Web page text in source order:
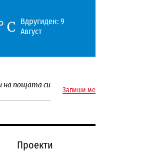
C
Вдругиден: 9
Август
на пощата си
Запиши ме
Проекти